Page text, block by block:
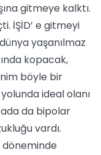
gitmeye kalktı.
İŞİD’ e gitmeyi
yaşanılmaz
kopacak,
böyle bir
ideal olanı
da bipolar
vardı.
döneminde